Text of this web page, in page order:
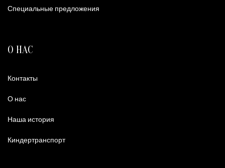
Специальные предложения
О НАС
Контакты
О нас
Наша история
Киндертранспорт